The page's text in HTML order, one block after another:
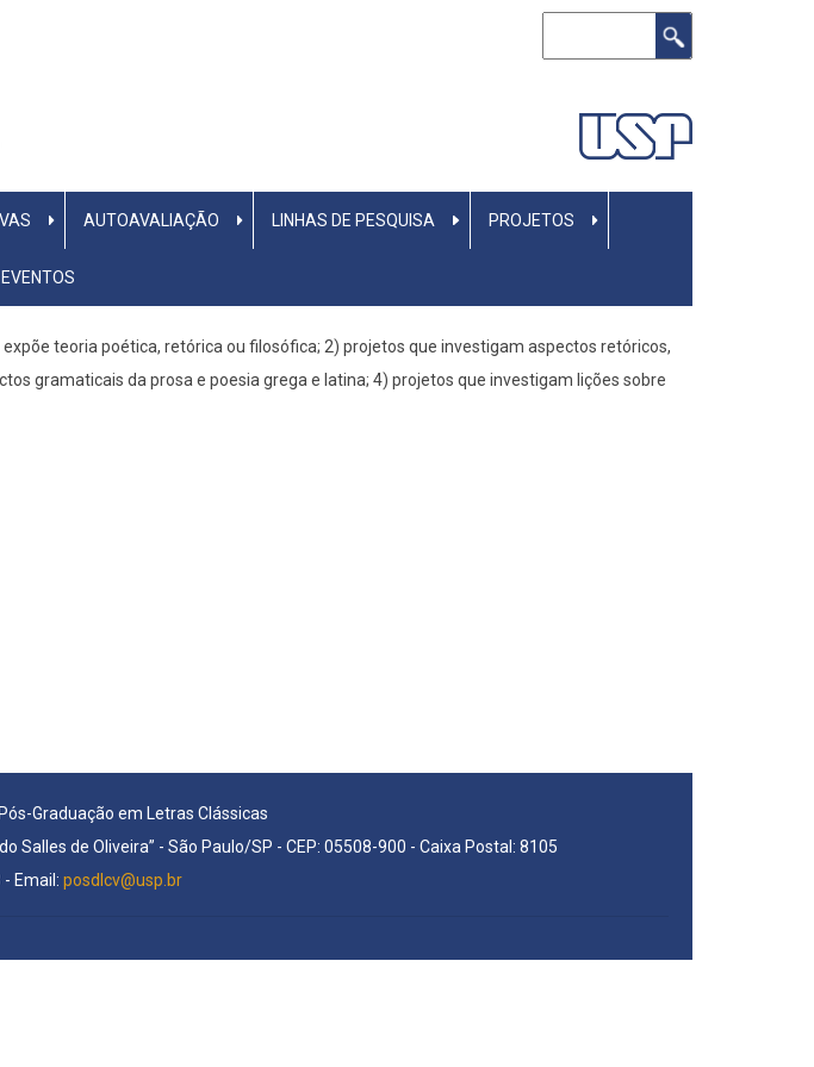
AUTOAVALIAÇÃO LINHAS DE PESQUISA PROJETOS
EVENTOS
teoria poética, retórica ou filosófica; 2) projetos que investigam aspectos retóricos,
gramaticais da prosa e poesia grega e latina; 4) projetos que investigam lições sobre
Graduação em Letras Clássicas
Salles de Oliveira” - São Paulo/SP - CEP: 05508-900 - Caixa Postal: 8105
Email: posdlcv@usp.br